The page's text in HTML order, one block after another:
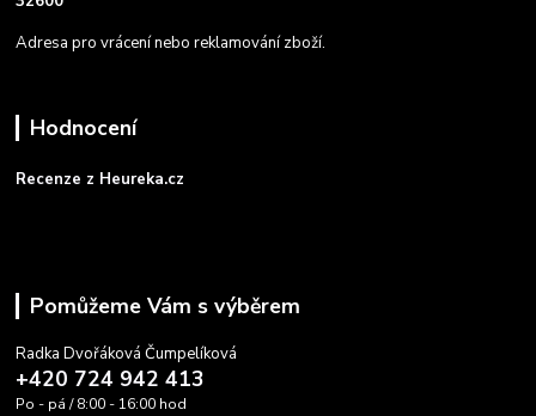
Adresa pro vrácení nebo reklamování zboží.
Hodnocení
Recenze z Heureka.cz
Pomůžeme Vám s výběrem
Radka Dvořáková Čumpelíková
+420 724 942 413
Po - pá / 8:00 - 16:00 hod